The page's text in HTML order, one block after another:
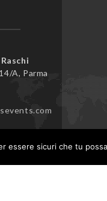
A, Parma
essere sicuri che tu